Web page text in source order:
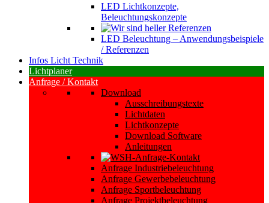
LED Lichtkonzepte,
Beleuchtungskonzepte
LED Beleuchtung – Anwendungsbeispiele
/ Referenzen
Infos Licht Technik
Lichtplaner
Anfrage / Kontakt
Download
Ausschreibungstexte
Lichtdaten
Lichtkonzepte
Download Software
Anleitungen
Anfrage Industriebeleuchtung
Anfrage Gewerbebeleuchtung
Anfrage Sportbeleuchtung
Anfrage Projektbeleuchtung